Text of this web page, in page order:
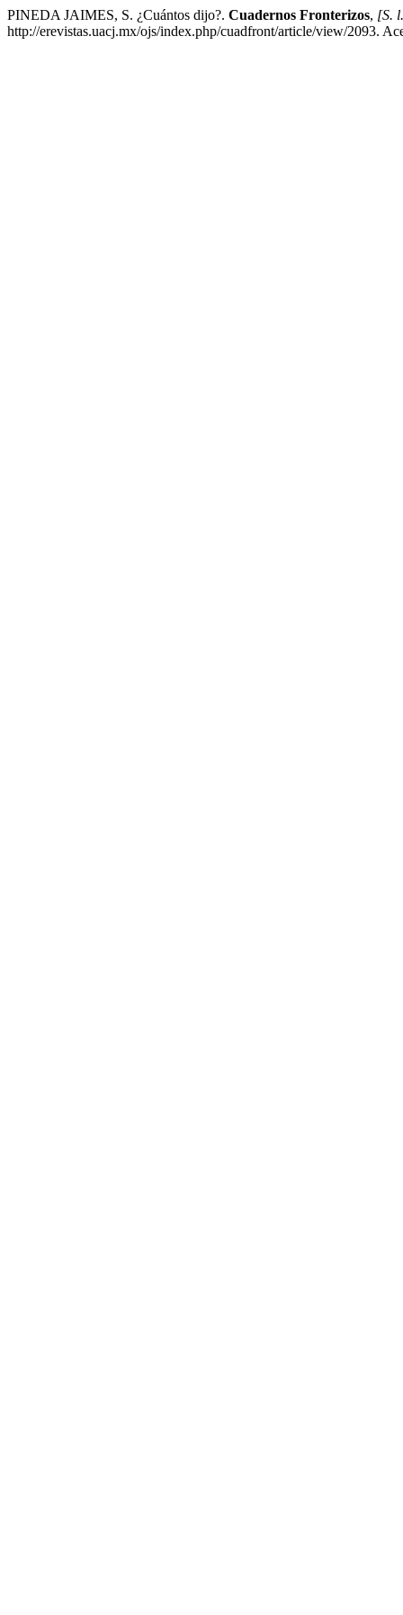
PINEDA JAIMES, S. ¿Cuántos dijo?. Cuadernos Fronterizos, [S.
http://erevistas.uacj.mx/ojs/index.php/cuadfront/article/view/2093.